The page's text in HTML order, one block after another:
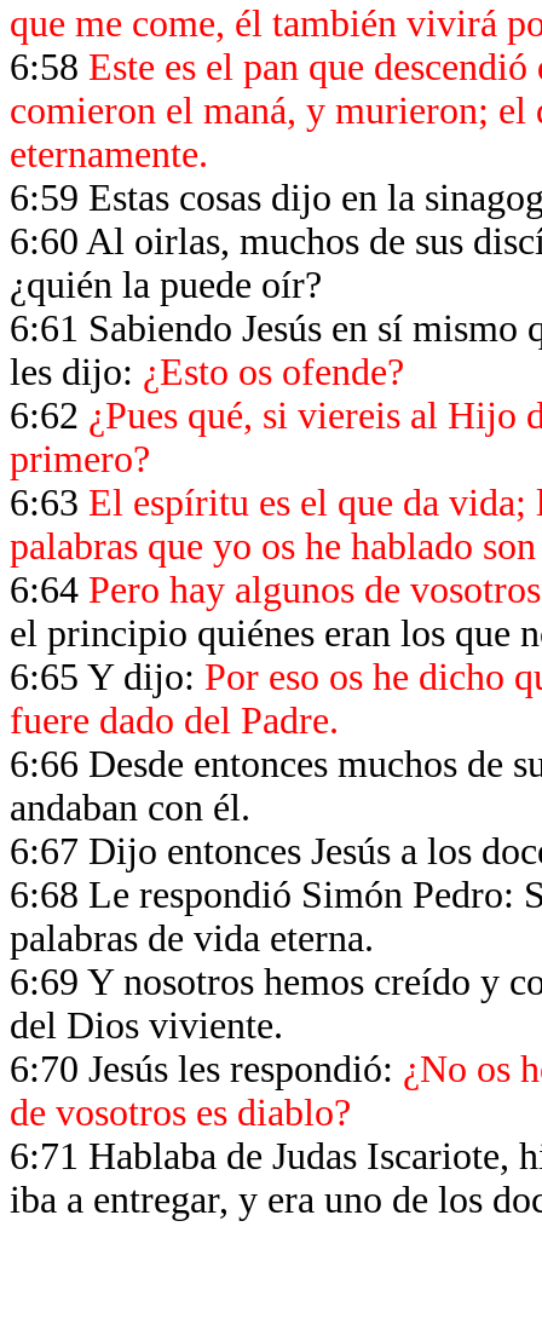
que me come, él también vivirá
6:58 Este es el pan que
comieron el maná, y murieron; el
eternamente.
6:59 Estas cosas dijo en la
6:60 Al oirlas, muchos de sus
¿quién la puede oír?
6:61 Sabiendo Jesús en sí mismo
les dijo: ¿Esto os ofende?
6:62 ¿Pues qué, si viereis al Hijo
primero?
6:63 El espíritu es el que da vida;
palabras que yo os he hablado
6:64 Pero hay algunos de
el principio quiénes eran los que
6:65 Y dijo: Por eso os he dicho
fuere dado del Padre.
6:66 Desde entonces muchos de
andaban con él.
6:67 Dijo entonces Jesús a los
6:68 Le respondió Simón Pedro:
palabras de vida eterna.
6:69 Y nosotros hemos creído y
del Dios viviente.
6:70 Jesús les respondió: ¿No os
de vosotros es diablo?
6:71 Hablaba de Judas Iscariote,
iba a entregar, y era uno de los